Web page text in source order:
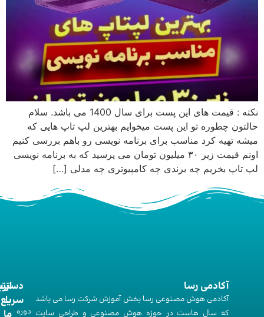
نکته : قیمت های این پست برای سال 1400 می باشد. سلام
حالتون چطوره تو این پست میخوایم بهترین لپ تاپ هایی که
میشه تهیه کرد مناسب برای برنامه نویسی رو باهم بررسی کنیم
اونم قیمت زیر ۳۰ میلیون تومان می پرسید که به برنامه نویسی
لپ تاپ بخریم چه برندی چه کامپیوتری چه مدلی […]
آکادمی رسا
آکادمی هوش مصنوعی رسا بخش آموزش شرکت رسا می باشد
که سال هاست در حوزه هوش مصنوعی و طراحی سایت
سریع
دوره‌
با